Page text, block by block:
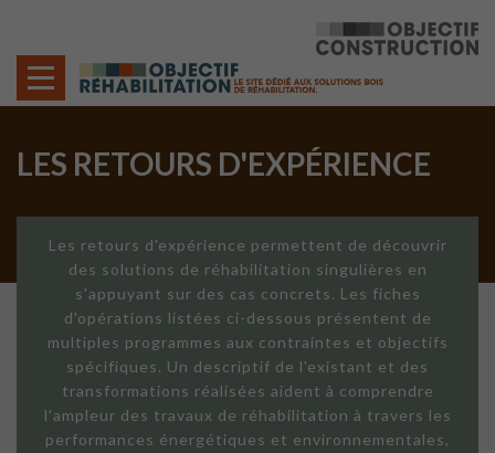
LES RETOURS D'EXPÉRIENCE
Les retours d'expérience permettent de découvrir
des solutions de réhabilitation singulières en
s'appuyant sur des cas concrets. Les fiches
d'opérations listées ci-dessous présentent de
multiples programmes aux contraintes et objectifs
spécifiques. Un descriptif de l'existant et des
transformations réalisées aident à comprendre
l'ampleur des travaux de réhabilitation à travers les
performances énergétiques et environnementales,